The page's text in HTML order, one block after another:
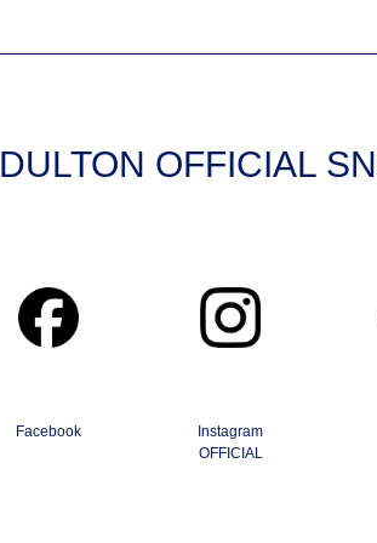
DULTON OFFICIAL
Facebook
Instagram
OFFICIAL